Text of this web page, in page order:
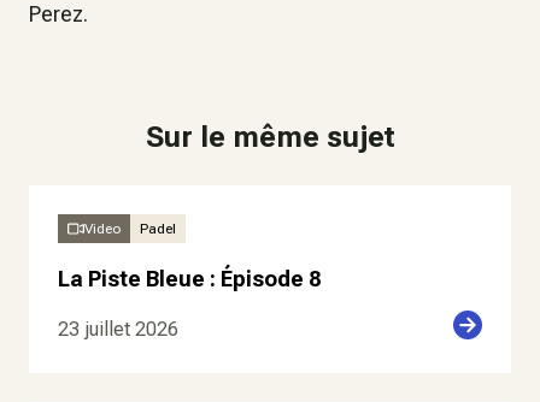
Perez.
Sur le même sujet
Video Padel
La Piste Bleue : Épisode 8
23 juillet 2026